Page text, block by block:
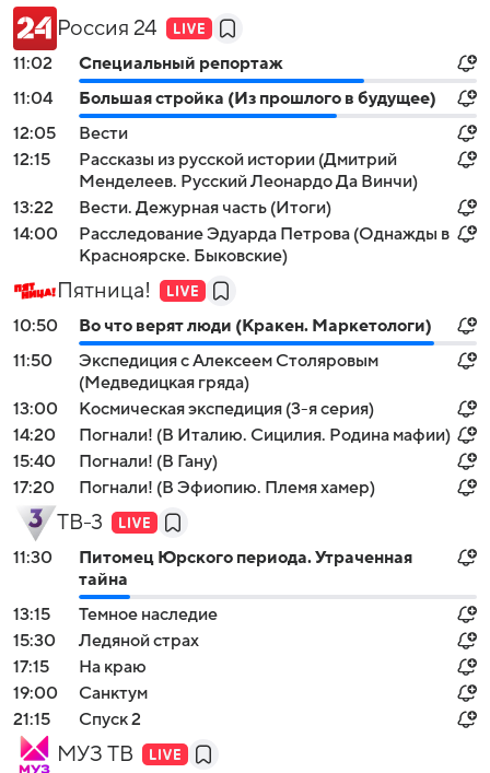
Россия 24
11:02
Специальный репортаж
11:04
Большая стройка (Из прошлого в будущее)
12:05
Вести
12:15
Рассказы из русской истории (Дмитрий
Менделеев. Русский Леонардо Да Винчи)
13:22
Вести. Дежурная часть (Итоги)
14:00
Расследование Эдуарда Петрова (Однажды в
Красноярске. Быковские)
Пятница!
10:50
Во что верят люди (Кракен. Маркетологи)
11:50
Экспедиция с Алексеем Столяровым
(Медведицкая гряда)
13:00
Космическая экспедиция (3-я серия)
14:20
Погнали! (В Италию. Сицилия. Родина мафии)
15:40
Погнали! (В Гану)
17:20
Погнали! (В Эфиопию. Племя хамер)
ТВ-3
11:30
Питомец Юрского периода. Утраченная
тайна
13:15
Темное наследие
15:30
Ледяной страх
17:15
На краю
19:00
Санктум
21:15
Спуск 2
МУЗ ТВ